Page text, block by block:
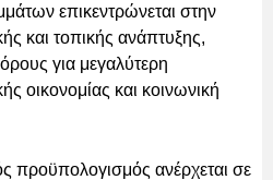
επικεντρώνεται στην
και τοπικής ανάπτυξης,
για μεγαλύτερη
οικονομίας και κοινωνική
προϋπολογισμός ανέρχεται σε